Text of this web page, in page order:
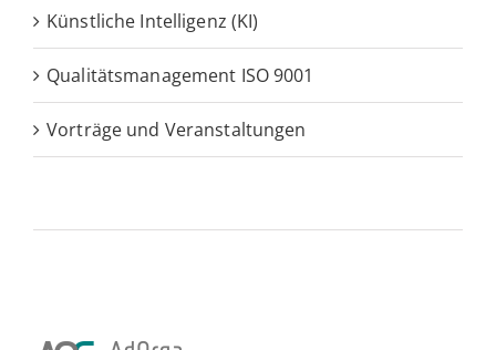
Künstliche Intelligenz (KI)
Qualitätsmanagement ISO 9001
Vorträge und Veranstaltungen